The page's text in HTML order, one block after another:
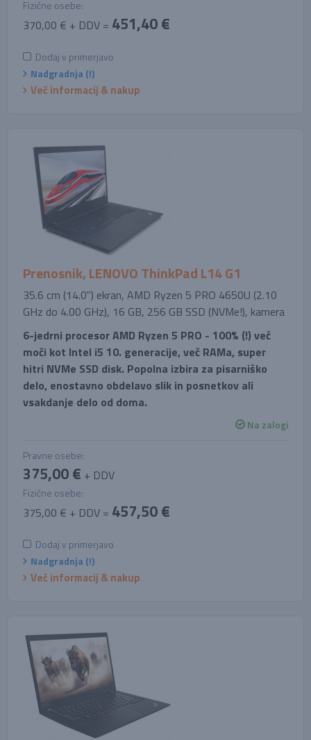
Fizične osebe:
370,00 € + DDV = 451,40 €
Dodaj v primerjavo
Nadgradnja (!)
Več informacij & nakup
Prenosnik, LENOVO ThinkPad L14 G1
35.6 cm (14.0'') ekran, AMD Ryzen 5 PRO 4650U (2.10
GHz do 4.00 GHz), 16 GB, 256 GB SSD (NVMe!), kamera
6-jedrni procesor AMD Ryzen 5 PRO - 100% (!) več
moči kot Intel i5 10. generacije, več RAMa, super
hitri NVMe SSD disk. Popolna izbira za pisarniško
delo, enostavno obdelavo slik in posnetkov ali
vsakdanje delo od doma.
Na zalogi
Pravne osebe:
375,00 € + DDV
Fizične osebe:
375,00 € + DDV = 457,50 €
Dodaj v primerjavo
Nadgradnja (!)
Več informacij & nakup